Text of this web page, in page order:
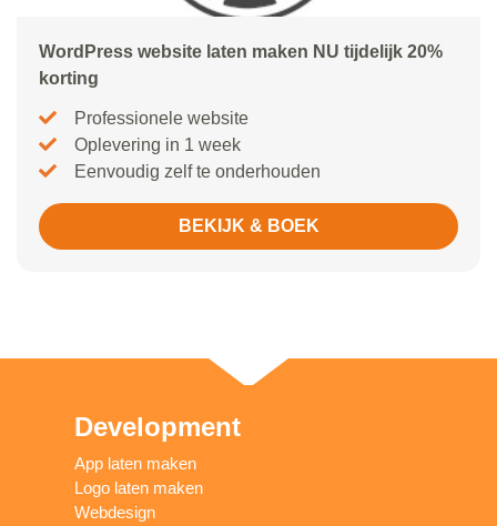
WordPress website laten maken NU tijdelijk 20%
korting
Professionele website
Oplevering in 1 week
Eenvoudig zelf te onderhouden
BEKIJK & BOEK
Development
App laten maken
Logo laten maken
Webdesign